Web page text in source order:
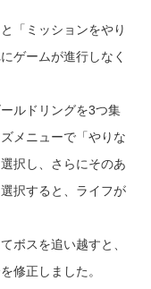
「ミッションをやり
ゲームが進行しなく
ルドリングを3つ集
メニューで「やりな
択し、さらにそのあ
択すると、ライフが
ボスを追い越すと、
修正しました。